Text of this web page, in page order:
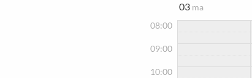
03 ma
08:00
09:00
10:00